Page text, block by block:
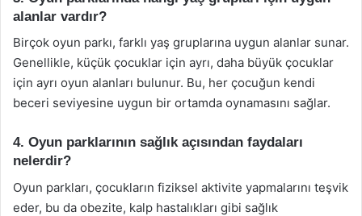
alanlar vardır?
Birçok oyun parkı, farklı yaş gruplarına uygun alanlar sunar.
Genellikle, küçük çocuklar için ayrı, daha büyük çocuklar
için ayrı oyun alanları bulunur. Bu, her çocuğun kendi
beceri seviyesine uygun bir ortamda oynamasını sağlar.
4. Oyun parklarının sağlık açısından faydaları
nelerdir?
Oyun parkları, çocukların fiziksel aktivite yapmalarını teşvik
eder, bu da obezite, kalp hastalıkları gibi sağlık